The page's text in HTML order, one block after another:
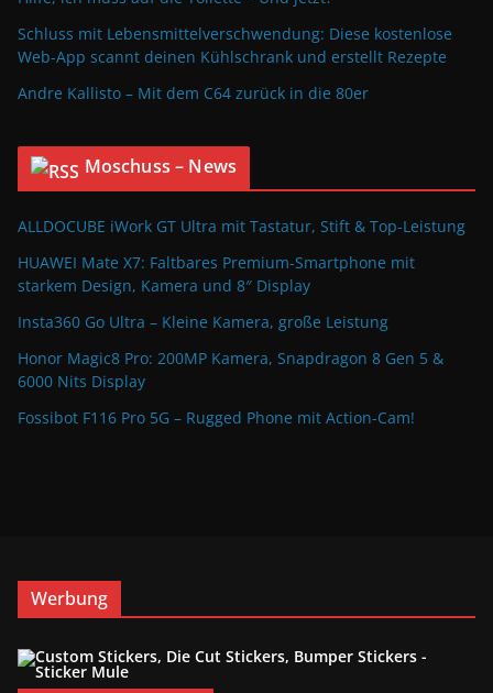
Schluss mit Lebensmittelverschwendung: Diese kostenlose
Web-App scannt deinen Kühlschrank und erstellt Rezepte
Andre Kallisto – Mit dem C64 zurück in die 80er
Moschuss – News
ALLDOCUBE iWork GT Ultra mit Tastatur, Stift & Top-Leistung
HUAWEI Mate X7: Faltbares Premium-Smartphone mit
starkem Design, Kamera und 8″ Display
Insta360 Go Ultra – Kleine Kamera, große Leistung
Honor Magic8 Pro: 200MP Kamera, Snapdragon 8 Gen 5 &
6000 Nits Display
Fossibot F116 Pro 5G – Rugged Phone mit Action-Cam!
Werbung